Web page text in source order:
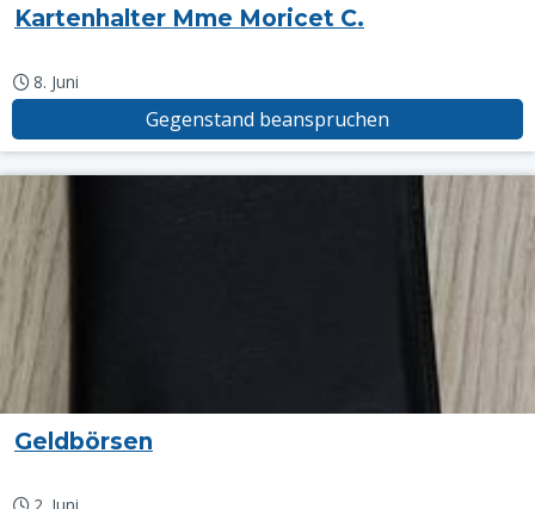
Kartenhalter Mme Moricet C.
8. Juni
Gegenstand beanspruchen
Geldbörsen